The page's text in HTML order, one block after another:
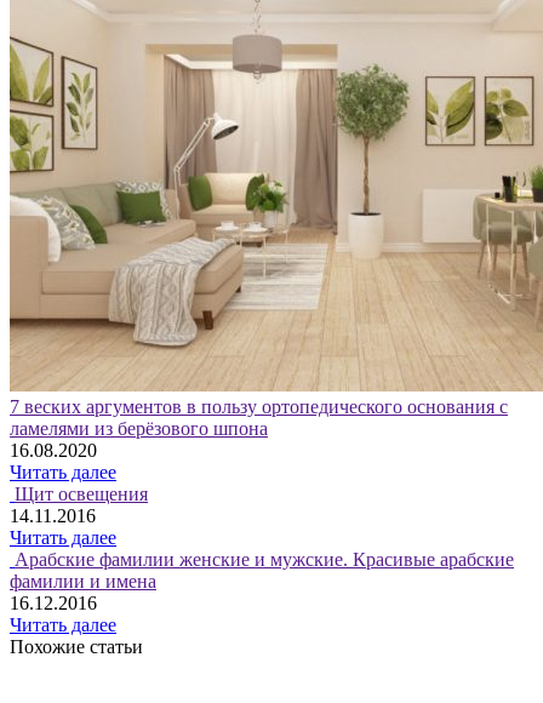
7 веских аргументов в пользу ортопедического основания с
ламелями из берёзового шпона
16.08.2020
Читать далее
Щит освещения
14.11.2016
Читать далее
Арабские фамилии женские и мужские. Красивые арабские
фамилии и имена
16.12.2016
Читать далее
Похожие статьи